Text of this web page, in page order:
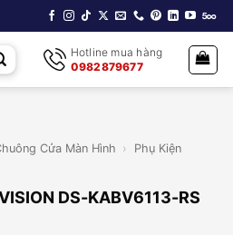
Hotline mua hàng
0982879677
Cửa Màn Hình ›
Phụ Kiện
DS-KABV6113-RS